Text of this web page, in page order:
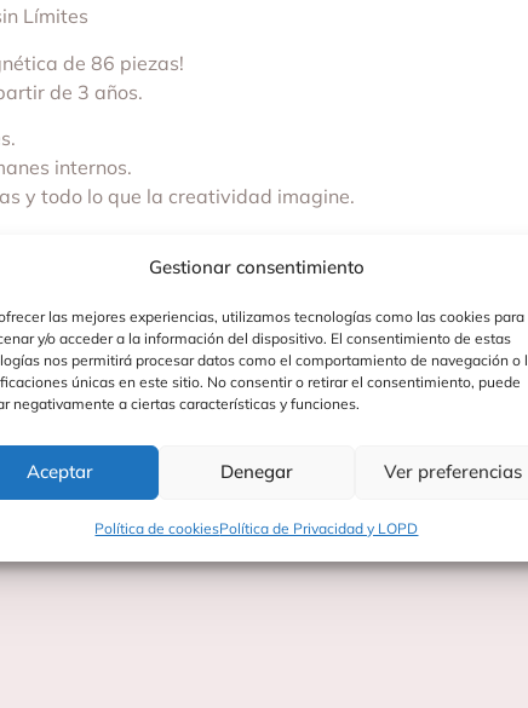
Gestionar consentimiento
las mejores experiencias, utilizamos tecnologías como las cookies para
y/o acceder a la información del dispositivo. El consentimiento de estas
nos permitirá procesar datos como el comportamiento de navegación o
únicas en este sitio. No consentir o retirar el consentimiento, puede
negativamente a ciertas características y funciones.
Aceptar Denegar Ver preferencias
Política de cookiesPolítica de Privacidad y LOPD
Límites
de 86 piezas!
de 3 años.
internos.
y todo lo que la creatividad imagine.
juego.
y la motricidad fina.
de problemas.
límites.